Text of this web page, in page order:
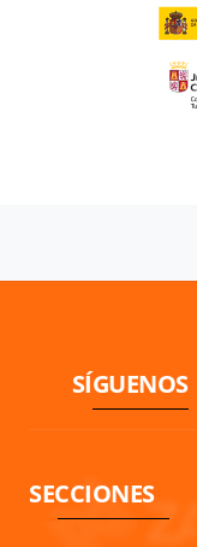
SÍGUENOS
SECCIONES